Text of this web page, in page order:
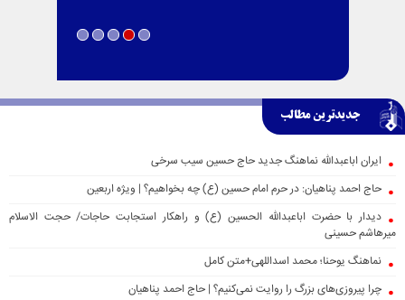
جدیدترین مطالب
ایران اباعبدالله نماهنگ جدید حاج حسین سیب سرخی
حاج احمد پناهیان: در حرم امام حسین (ع) چه بخواهیم؟ | ویژه اربعین
دیدار با حضرت اباعبدالله الحسین (ع) و راهکار استجابت حاجات/ حجت الاسلام
میرهاشم حسینی
نماهنگ یوحنا؛ محمد اسداللهی+متن کامل
چرا پیروزی‌های بزرگ را روایت نمی‌کنیم؟ | حاج احمد پناهیان